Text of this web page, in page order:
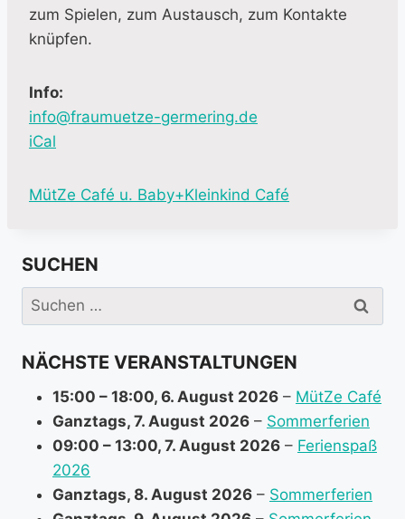
zum Spielen, zum Austausch, zum Kontakte
knüpfen.
Info:
info@fraumuetze-germering.de
iCal
M
e
i
n
o
MütZe Café u. Baby+Kleinkind Café
SUCHEN
Suchen
nach:
NÄCHSTE VERANSTALTUNGEN
15:00 – 18:00, 6. August 2026 – MütZe Café
Ganztags, 7. August 2026 – Sommerferien
09:00 – 13:00, 7. August 2026 – Ferienspaß
2026
Ganztags, 8. August 2026 – Sommerferien